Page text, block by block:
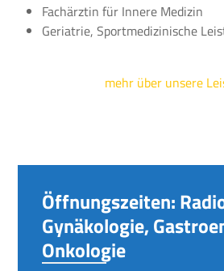
Fachärztin für Innere Medizin
Geriatrie, Sportmedizinische
mehr über unsere
Öffnungszeiten:
Gynäkologie,
Onkologie